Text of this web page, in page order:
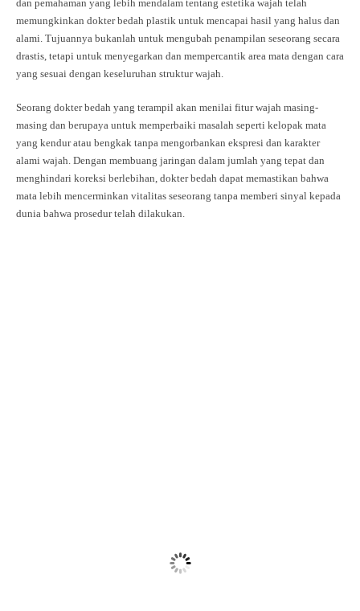
dan pemahaman yang lebih mendalam tentang estetika wajah telah
memungkinkan dokter bedah plastik untuk mencapai hasil yang halus dan
alami. Tujuannya bukanlah untuk mengubah penampilan seseorang secara
drastis, tetapi untuk menyegarkan dan mempercantik area mata dengan cara
yang sesuai dengan keseluruhan struktur wajah.
Seorang dokter bedah yang terampil akan menilai fitur wajah masing-
masing dan berupaya untuk memperbaiki masalah seperti kelopak mata
yang kendur atau bengkak tanpa mengorbankan ekspresi dan karakter
alami wajah. Dengan membuang jaringan dalam jumlah yang tepat dan
menghindari koreksi berlebihan, dokter bedah dapat memastikan bahwa
mata lebih mencerminkan vitalitas seseorang tanpa memberi sinyal kepada
dunia bahwa prosedur telah dilakukan.